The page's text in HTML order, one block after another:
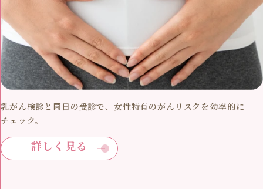
乳がん検診と同日の受診で、女性特有のがんリスクを効率的に
チェック。
詳しく見る